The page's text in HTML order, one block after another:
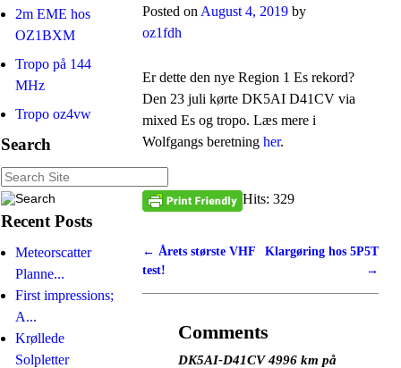
2m EME hos
OZ1BXM
Tropo på 144
MHz
Tropo oz4vw
Search
Recent Posts
Meteorscatter
Planne...
First impressions;
A...
Krøllede
Solpletter
Posted on August 4, 2019 by
oz1fdh
Er dette den nye Region 1 Es rekord?
Den 23 juli kørte DK5AI D41CV via
mixed Es og tropo. Læs mere i
Wolfgangs beretning her.
Hits: 329
Post navigation
← Årets største VHF
test!
Klargøring hos 5P5T
→
Comments
DK5AI-D41CV 4996 km på